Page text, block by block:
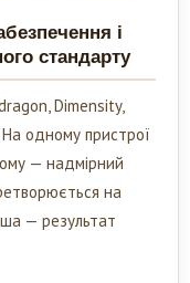
і
стандарту
Dimensity,
На одному пристрої
— надмірний
на
— результат